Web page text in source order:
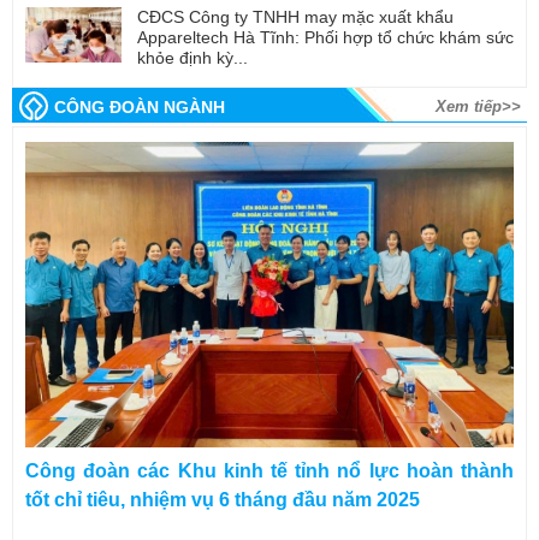
CĐCS Công ty TNHH may mặc xuất khẩu
Appareltech Hà Tĩnh: Phối hợp tổ chức khám sức
khỏe định kỳ...
CÔNG ĐOÀN NGÀNH Xem tiếp>>
Công đoàn các Khu kinh tế tỉnh nổ lực hoàn thành
tốt chỉ tiêu, nhiệm vụ 6 tháng đầu năm 2025